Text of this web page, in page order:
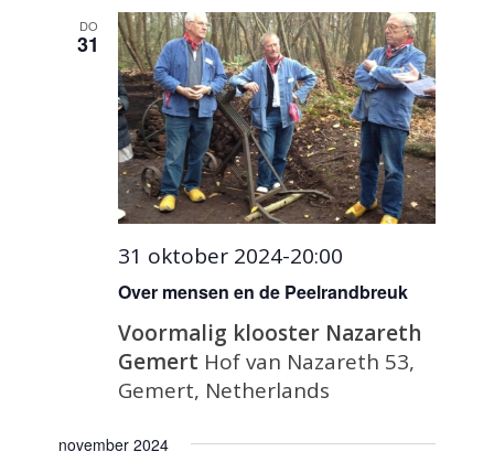
DO
31
Over mensen en de Peelrandbreuk
31 oktober 2024-20:00
Voormalig klooster Nazareth
Gemert Hof van Nazareth 53,
Gemert, Netherlands
november 2024